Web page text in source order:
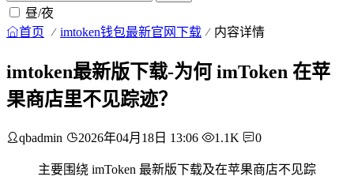
昼/夜
首页 imtoken钱包最新官网下载 内容详情
imtoken最新版下载-为何 imToken 在苹
果商店里不见踪迹？
qbadmin 2026年04月18日 13:06 1.1K 0
主要围绕 imToken 最新版下载及在苹果商店不见踪